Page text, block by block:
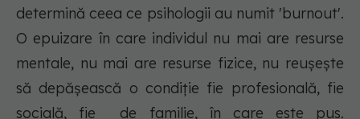
determină ceea ce psihologii au numit 'burnout'.
O epuizare în care individul nu mai are resurse
mentale, nu mai are resurse fizice, nu reușește
să depășească o condiție fie profesională, fie
socială, fie de familie, în care este pus.